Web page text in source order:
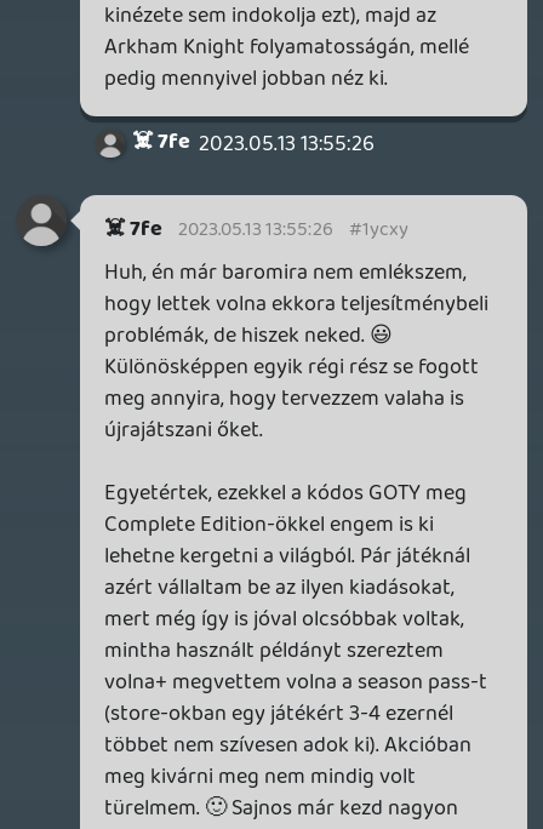
visszaveszem majd, mert pont a GOTY
kiadás volt meg és az összes DLC még
mindig érvényes hozzá a profilomon. Ha
lesz PS5, akkor bagóért majd veszek egy
sima példányt (kódos volt a GOTY).
axl
axl 2023.05.12 12:28:10 #1yct5
vettem meg lemezen is, hogy PS Plus-ban
odaadták. 😃
ne5h 2023.05.12 11:38:19
ne5h 2023.05.12 11:38:19 #1ycsk
Mindig jó ilyen listákat látni, mert újra és
bizonyos játékokat értékelni, mennyire
eltérőek az ízlések, stb.
A Control nálam néhány dizájndöntés
miatt oly' mértékű csalódás lett, hogy
végig sem játszottam és még azt a kevés
pénzt is sajnáltam rá, amennyiért akciósan
beszereztem. Az Arkham Knightot pedig
annak ellenére a trilógia leggyengébb
darabjának tartom, hogy a gameplay terén
előrelépés az elődökhöz képest, de a sztori
alapjának ismerete és annak néhány (a
fejlesztők oldaláról) beszari húzása miatt
nem tud felérni az elődeihez a szememben.